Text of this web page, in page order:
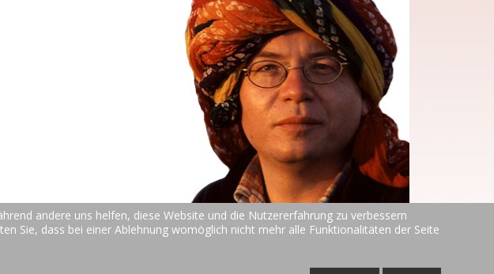
TOP
andere uns helfen, diese Website und die Nutzererfahrung zu verbessern
Sie, dass bei einer Ablehnung womöglich nicht mehr alle Funktionalitäten der Seite